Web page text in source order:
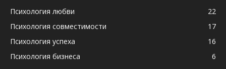
Психология любви
22
Психология совместимости
17
Психология успеха
16
Психология бизнеса
6